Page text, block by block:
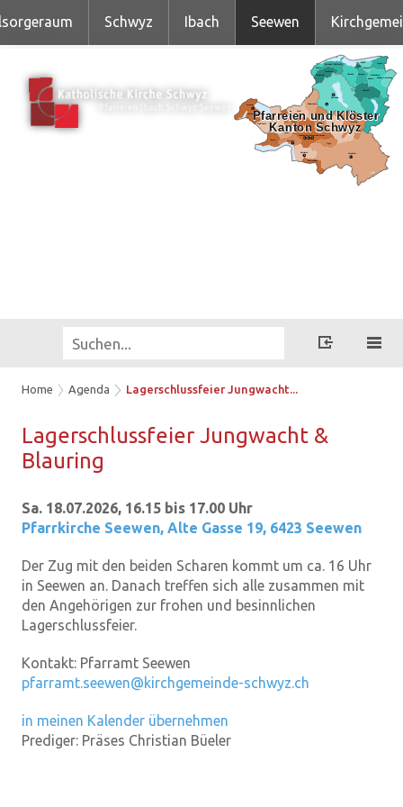
Schwyz Ibach Seewen
Home Agenda Lagerschlussfeier Jungwacht...
La­ger­schluss­fei­er Jung­wacht &
Blau­ring
Sa. 18.07.2026, 16.15 bis 17.00 Uhr
Pfarrkirche Seewen, Alte Gasse 19, 6423 Seewen
Der Zug mit den beiden Scharen kommt um ca. 16 Uhr
in Seewen an. Danach treffen sich alle zusammen mit
den Angehörigen zur frohen und besinnlichen
Lagerschlussfeier.
Kontakt: Pfarramt Seewen
pfarramt.seewen@kirchgemeinde-schwyz.ch
in meinen Kalender übernehmen
Prediger: Präses Christian Büeler